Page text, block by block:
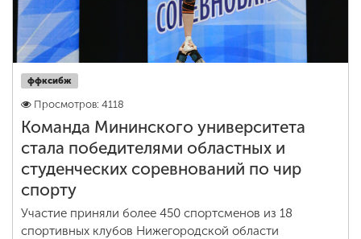
ффксибж
Просмотров: 4118
Команда Мининского университета
стала победителями областных и
студенческих соревнований по чир
спорту
Участие приняли более 450 спортсменов из 18
спортивных клубов Нижегородской области